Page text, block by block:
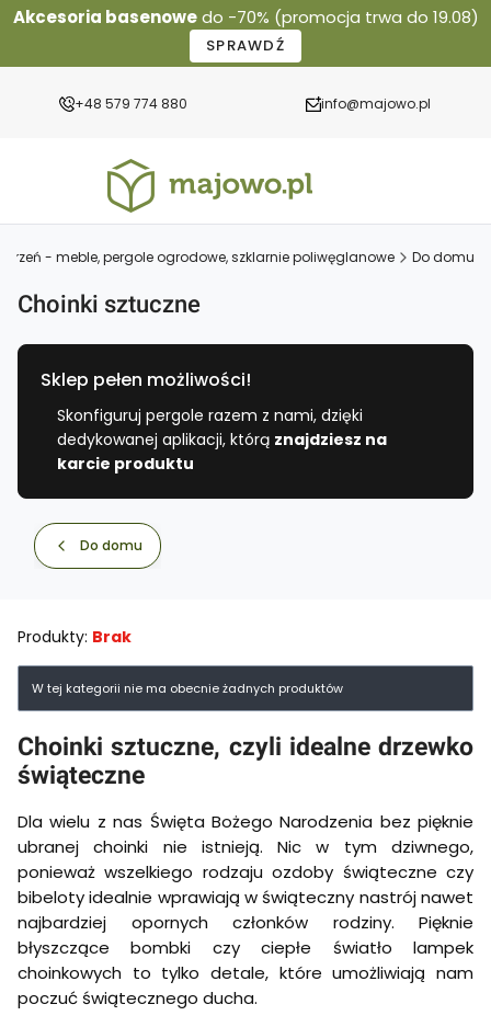
Akcesoria basenowedo -70% (promocja trwa do 19.08)
SPRAWDŹ
+48 579 774 880 info@majowo.pl
- meble, pergole ogrodowe, szklarnie poliwęglanowe Do domu
Choinki sztuczne
Sklep pełen możliwości!
Skonfiguruj pergole razem z nami, dzięki
dedykowanej aplikacji, którą znajdziesz na
karcie produktu
Do domu
Produkty: Brak
Lista produktów
W tej kategorii nie ma obecnie żadnych produktów
Choinki sztuczne, czyli idealne drzewko
świąteczne
Dla wielu z nas Święta Bożego Narodzenia bez pięknie
ubranej choinki nie istnieją. Nic w tym dziwnego,
ponieważ wszelkiego rodzaju ozdoby świąteczne czy
bibeloty idealnie wprawiają w świąteczny nastrój nawet
najbardziej opornych członków rodziny. Pięknie
błyszczące bombki czy ciepłe światło lampek
choinkowych to tylko detale, które umożliwiają nam
poczuć świątecznego ducha.